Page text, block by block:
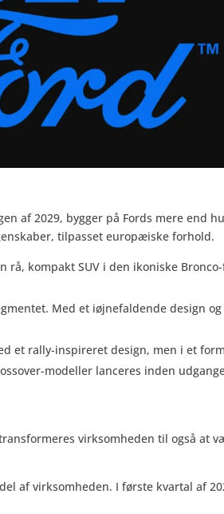
af 2029, bygger på Fords mere end
tilpasset europæiske forhold.
rå, kompakt SUV i den ikoniske
Med et iøjnefaldende design
et rally-inspireret design, men i et
modeller lanceres inden
virksomheden til også at
af virksomheden. I første kvartal af